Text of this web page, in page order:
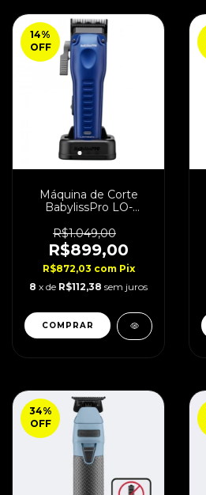
14%
OFF
Máquina de Corte
BabylissPro LO-
R$1.049,00
R$899,00
R$872,03 com Pix
8 x de R$112,38 sem juros
34%
OFF